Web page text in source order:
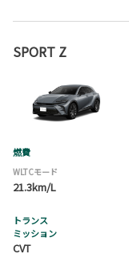
SPORT Z
燃費
WLTCモード
21.3km/L
トランス
ミッション
CVT